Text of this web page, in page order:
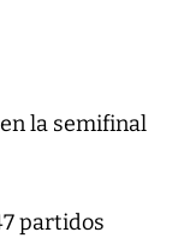
la semifinal
partidos